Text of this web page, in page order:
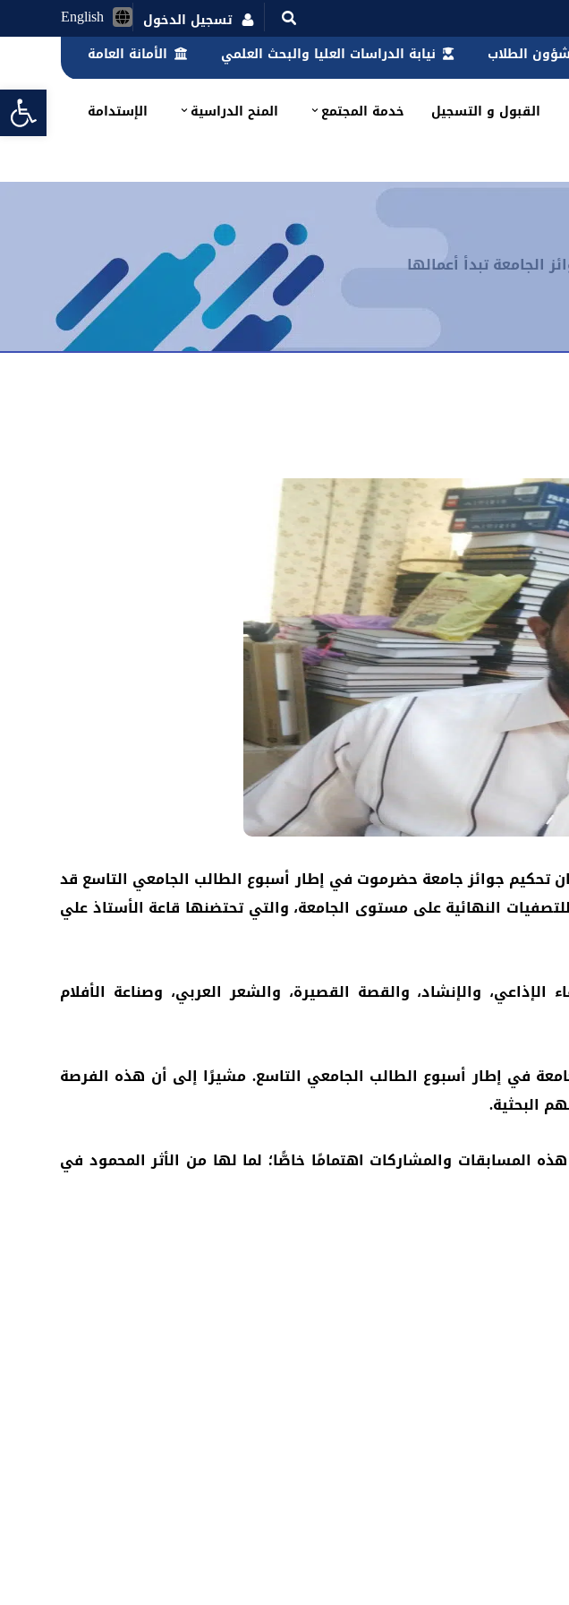
English
تسجيل الدخول
شؤون الطلاب نيابة الدراسات العليا والبحث العلمي الأمانة العامة
القبول و التسجيل خدمة المجتمع المنح الدراسية الإستدامة
الجامعة تبدأ أعمالها
تحكيم جوائز جامعة حضرموت في إطار أسبوع الطالب الجامعي التاسع قد
النهائية على مستوى الجامعة، والتي تحتضنها قاعة الأستاذ علي
والإنشاد، والقصة القصيرة، والشعر العربي، وصناعة الأفلام
في إطار أسبوع الطالب الجامعي التاسع. مشيرًا إلى أن هذه الفرصة
البحثية.
المسابقات والمشاركات اهتمامًا خاصًّا؛ لما لها من الأثر المحمود في